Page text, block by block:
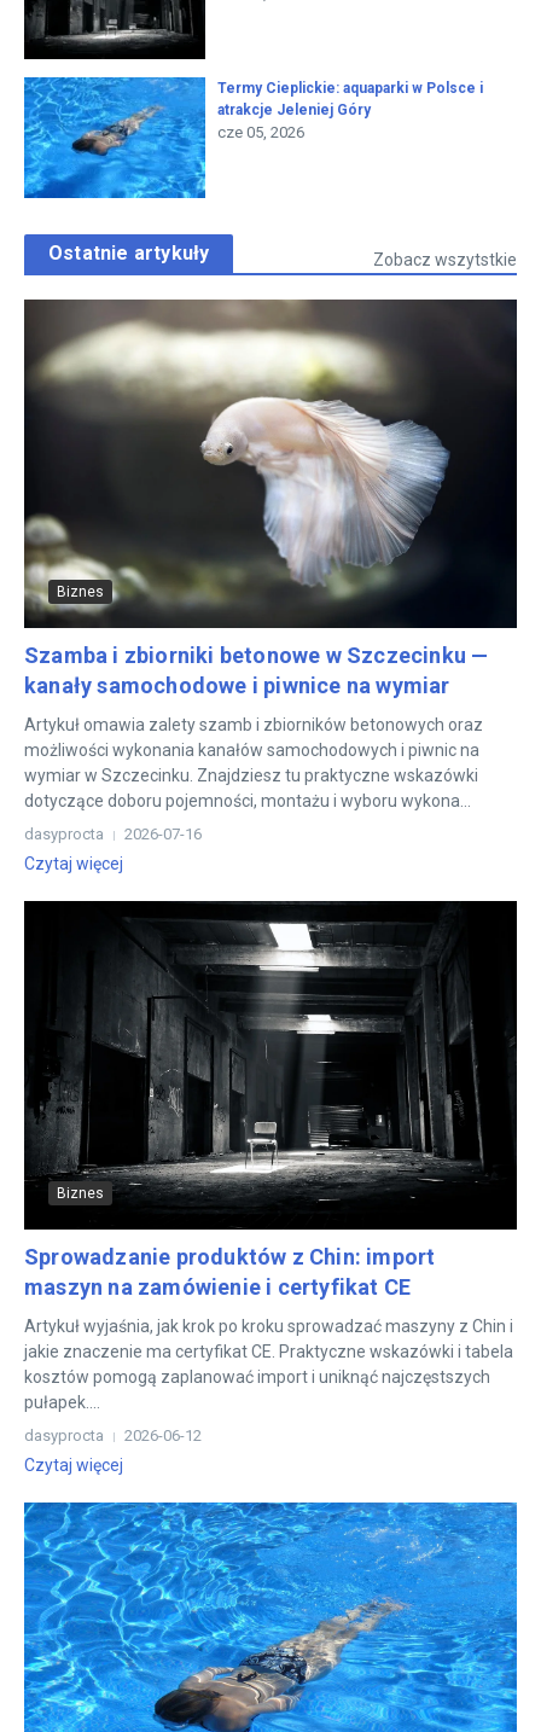
Termy Cieplickie: aquaparki w Polsce i
atrakcje Jeleniej Góry
cze 05, 2026
Ostatnie artykuły Zobacz wszytstkie
Biznes
Szamba i zbiorniki betonowe w Szczecinku —
kanały samochodowe i piwnice na wymiar
Artykuł omawia zalety szamb i zbiorników betonowych oraz
możliwości wykonania kanałów samochodowych i piwnic na
wymiar w Szczecinku. Znajdziesz tu praktyczne wskazówki
dotyczące doboru pojemności, montażu i wyboru wykona...
dasyprocta 2026-07-16
Czytaj więcej
Biznes
Sprowadzanie produktów z Chin: import
maszyn na zamówienie i certyfikat CE
Artykuł wyjaśnia, jak krok po kroku sprowadzać maszyny z Chin i
jakie znaczenie ma certyfikat CE. Praktyczne wskazówki i tabela
kosztów pomogą zaplanować import i uniknąć najczęstszych
pułapek....
dasyprocta 2026-06-12
Czytaj więcej